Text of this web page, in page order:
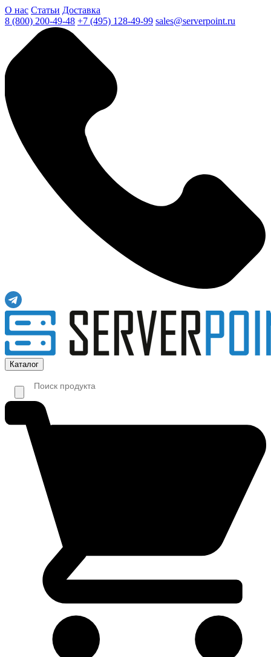
О нас Статьи Доставка
8 (800) 200-49-48 +7 (495) 128-49-99 sales@serverpoint.ru
Каталог